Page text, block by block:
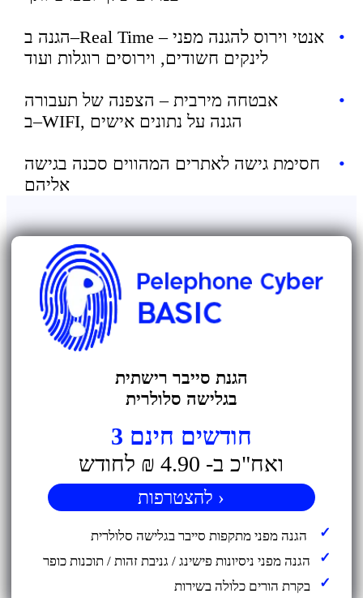
•
הגנה ב–Real Time – אנטי וירוס להגנה מפני
לינקים חשודים, וירוסים רוגלות ועוד
•
אבטחה מירבית – הצפנה של תעבורה
ב–WIFI, הגנה על נתונים אישים
•
חסימת גישה לאתרים המהווים סכנה בגישה
אליהם
הגנת סייבר רישתית
בגלישה סלולרית
3 חודשים חינם
ואח"כ ב- 4.90 ₪ לחודש
להצטרפות ›
הגנה מפני ניסיונות פישינג / גניבת זהות / תוכנות כופר
בקרת הורים כלולה בשירות